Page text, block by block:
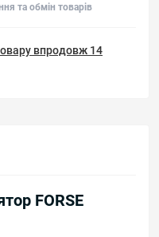
та обмін товарів
впродовж 14
FORSE